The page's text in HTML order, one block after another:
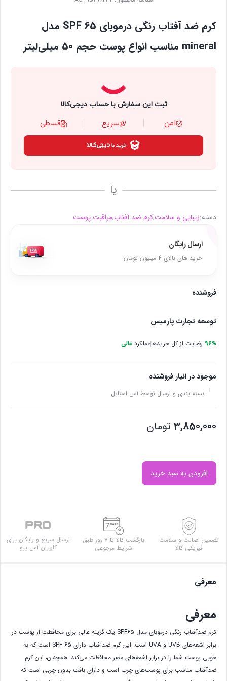
کرم ضد آفتاب رنگی درموبای SPF 65 مدل
mineral ‌مناسب انواع پوست حجم 50 میلی‌لیتر
ثبت این سفارش با حساب دیجی‌کالا
امن سریع قسطی
یا
دسته:زیبایی و سلامت,کرم ضد آفتاب,مراقبت پوست
ارسال رایگان
خرید های بالای 4 میلیون تومان
فروشنده
توسعه تجارت پارمیس
96% رضایت از کل خریدهاعملکرد عالی
موجود در انبار فروشنده
بسته بندی و ارسال توسط آس استایل
3,850,000 تومان
افزودن به سبد خرید
تضمین اصالت و سلامت
فیزیکی کالا
بازگشت کالا تا ۷ روز طبق
شرایط مرجوعی
ارسال سریع و رایگان برای
کاربران آس پرو
معرفی
معرفی
کرم ضدآفتاب رنگی درموبای مدل SPF65 یک گزینه عالی برای محافظت از پوست در
برابر اشعه‌های UVB و UVA است. این کرم ضدآفتاب دارای SPF 65 است که به
خوبی پوست شما را در برابر اشعه‌های مضر محافظت می‌کند. همچنین، این کرم
ضدآفتاب مناسب برای پوست‌های چرب است و دارای بافت بدون چربی است که